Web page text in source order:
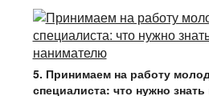
5. Принимаем на работу
специалиста: что нужно